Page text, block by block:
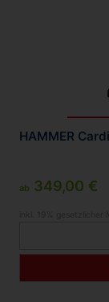
HAMMER
ab 349,00 €